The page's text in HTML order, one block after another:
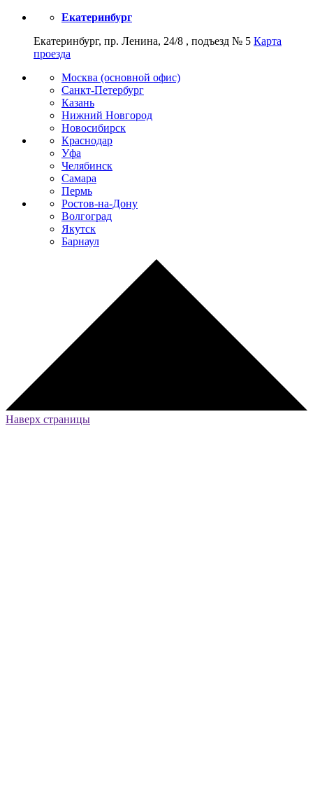
Екатеринбург
Екатеринбург, пр. Ленина, 24/8 , подъезд № 5 Карта
проезда
Москва (основной офис)
Санкт-Петербург
Казань
Нижний Новгород
Новосибирск
Краснодар
Уфа
Челябинск
Самара
Пермь
Ростов-на-Дону
Волгоград
Якутск
Барнаул
Наверх страницы